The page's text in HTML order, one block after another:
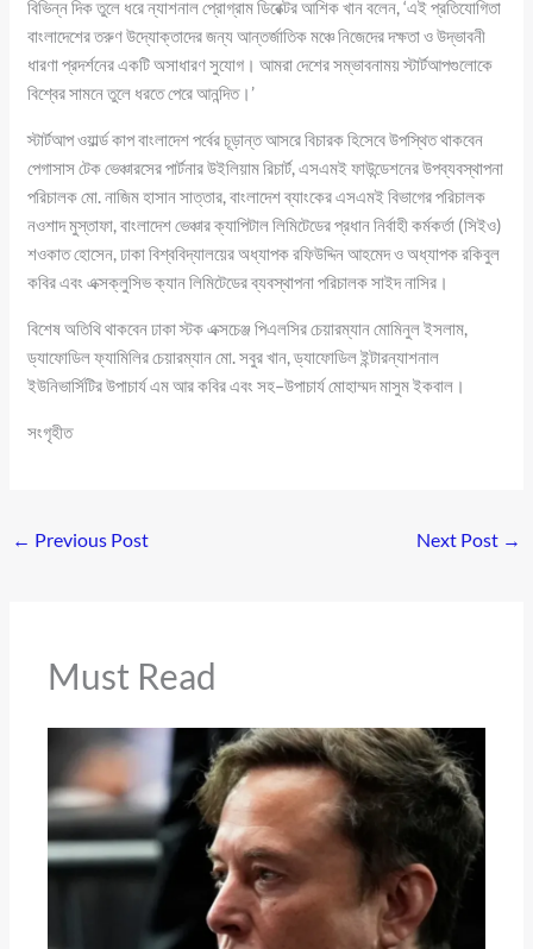
বিভিন্ন দিক তুলে ধরে ন্যাশনাল প্রোগ্রাম ডিরেক্টর আশিক খান বলেন, ‘এই প্রতিযোগিতা
বাংলাদেশের তরুণ উদ্যোক্তাদের জন্য আন্তর্জাতিক মঞ্চে নিজেদের দক্ষতা ও উদ্ভাবনী
ধারণা প্রদর্শনের একটি অসাধারণ সুযোগ। আমরা দেশের সম্ভাবনাময় স্টার্টআপগুলোকে
বিশ্বের সামনে তুলে ধরতে পেরে আনন্দিত।’
স্টার্টআপ ওয়ার্ল্ড কাপ বাংলাদেশ পর্বের চূড়ান্ত আসরে বিচারক হিসেবে উপস্থিত থাকবেন
পেগাসাস টেক ভেঞ্চারসের পার্টনার উইলিয়াম রিচার্ট, এসএমই ফাউন্ডেশনের উপব্যবস্থাপনা
পরিচালক মো. নাজিম হাসান সাত্তার, বাংলাদেশ ব্যাংকের এসএমই বিভাগের পরিচালক
নওশাদ মুস্তাফা, বাংলাদেশ ভেঞ্চার ক্যাপিটাল লিমিটেডের প্রধান নির্বাহী কর্মকর্তা (সিইও)
শওকাত হোসেন, ঢাকা বিশ্ববিদ্যালয়ের অধ্যাপক রফিউদ্দিন আহমেদ ও অধ্যাপক রকিবুল
কবির এবং এক্সক্লুসিভ ক্যান লিমিটেডের ব্যবস্থাপনা পরিচালক সাইদ নাসির।
বিশেষ অতিথি থাকবেন ঢাকা স্টক এক্সচেঞ্জ পিএলসির চেয়ারম্যান মোমিনুল ইসলাম,
ড্যাফোডিল ফ্যামিলির চেয়ারম্যান মো. সবুর খান, ড্যাফোডিল ইন্টারন্যাশনাল
ইউনিভার্সিটির উপাচার্য এম আর কবির এবং সহ–উপাচার্য মোহাম্মদ মাসুম ইকবাল।
সংগৃহীত
← Previous Post Next Post →
Must Read